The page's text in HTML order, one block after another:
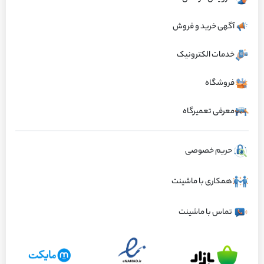
آگهی خرید و فروش
خدمات الکترونیک
فروشگاه
معرفی تعمیرگاه
حریم خصوصی
همکاری با ماشینت
تماس با ماشینت
ارسال تهران ۱ ساعته و سایر نقاط ایران کمتر از ۱۲ ساعت
تجاری
عملکرد عالی ارسال به‌موقع